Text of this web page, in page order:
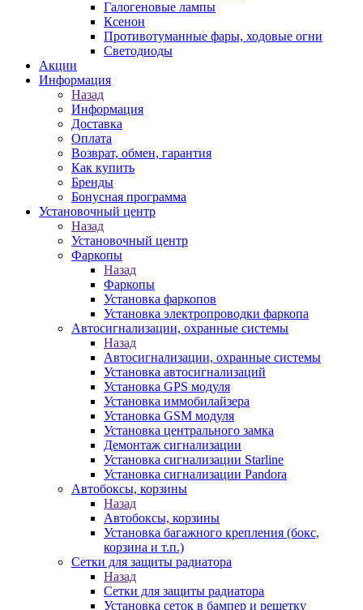
Галогеновые лампы
Ксенон
Противотуманные фары, ходовые огни
Светодиоды
Акции
Информация
Назад
Информация
Доставка
Оплата
Возврат, обмен, гарантия
Как купить
Бренды
Бонусная программа
Установочный центр
Назад
Установочный центр
Фаркопы
Назад
Фаркопы
Установка фаркопов
Установка электропроводки фаркопа
Автосигнализации, охранные системы
Назад
Автосигнализации, охранные системы
Установка автосигнализаций
Установка GPS модуля
Установка иммобилайзера
Установка GSM модуля
Установка центрального замка
Демонтаж сигнализации
Установка сигнализации Starline
Установка сигнализации Pandora
Автобоксы, корзины
Назад
Автобоксы, корзины
Установка багажного крепления (бокс,
корзина и т.п.)
Сетки для защиты радиатора
Назад
Сетки для защиты радиатора
Установка сеток в бампер и решетку